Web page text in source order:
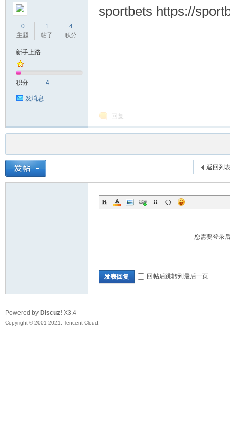
0
主题
1
帖子
4
积分
新手上路
积分 4
发消息
sportbets https://
回复
返回列
您需要登录
发表回复 回帖后跳转到最后一页
Powered by Discuz! X3.4
Copyright © 2001-2021, Tencent Cloud.